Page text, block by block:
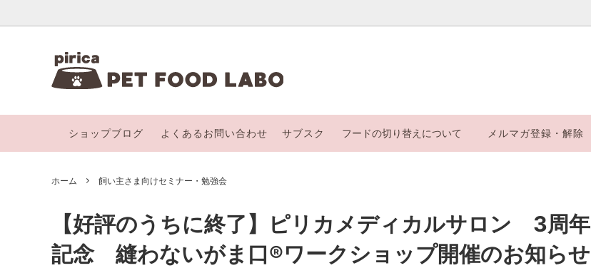
かわいいフリーズドライおやつ pirica厳選ケアグッズ オンライン相談
季節のオススメ商品
オンライン相談 ねこちゃん用フード・おやつ
ホリスティックフードケアについて ふるさと納税
ショップブログ よくあるお問い合わせ サブスク フードの切り替えについて メルマガ登録・解除
ホーム 飼い主さま向けセミナー・勉強会
【好評のうちに終了】ピリカメディカルサロン 3周年
記念 縫わないがま口®︎ワークショップ開催のお知らせ